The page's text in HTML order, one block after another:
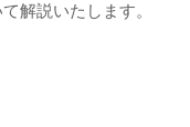
解説いたします。